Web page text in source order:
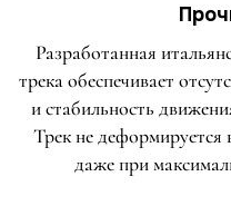
Разработанная
трека обеспечивает
и стабильность
Трек не деформируется
даже при